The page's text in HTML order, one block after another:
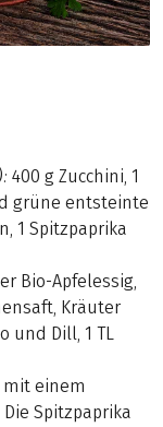
400 g Zucchini, 1
grüne entsteinte
1 Spitzpaprika
Bio-Apfelessig,
Kräuter
und Dill, 1 TL
mit einem
Spitzpaprika